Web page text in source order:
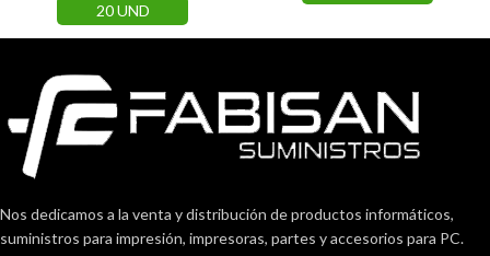
20 UND
Nos dedicamos a la venta y distribución de productos informáticos,
suministros para impresión, impresoras, partes y accesorios para PC.